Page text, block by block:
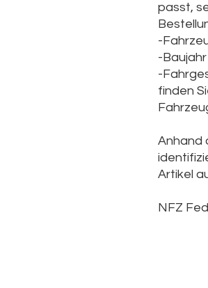
passt,
-
-Baujahr
-
finden
Anhand
Artikel
NFZ